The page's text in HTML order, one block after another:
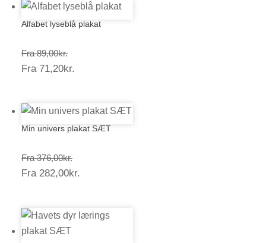
Alfabet lyseblå plakat
Fra 89,00kr.Prisinterval:
89,00kr.
Fra 71,20kr.
Min univers plakat SÆT
Fra 376,00kr.Prisinterval:
376,00kr.
Fra 282,00kr.